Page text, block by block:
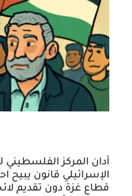
أدان المركز
الإسرائيلي قانون يبيح
قطاع غزة دون تقديم